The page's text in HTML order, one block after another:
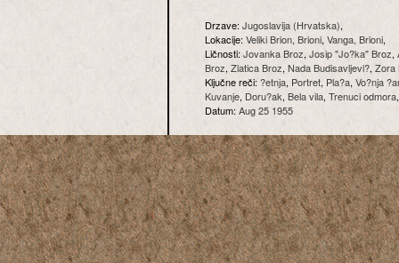
Drzave:Jugoslavija (Hrvatska),
Lokacije:Veliki Brion, Brioni, Vanga, Brioni,
Ličnosti:Jovanka Broz, Josip "Jo?ka" Broz,
Broz, Zlatica Broz, Nada Budisavljevi?, Zora
Ključne reči: ?etnja, Portret, Pla?a, Vo?nja
Kuvanje, Doru?ak, Bela vila, Trenuci odmora
Datum:Aug 25 1955